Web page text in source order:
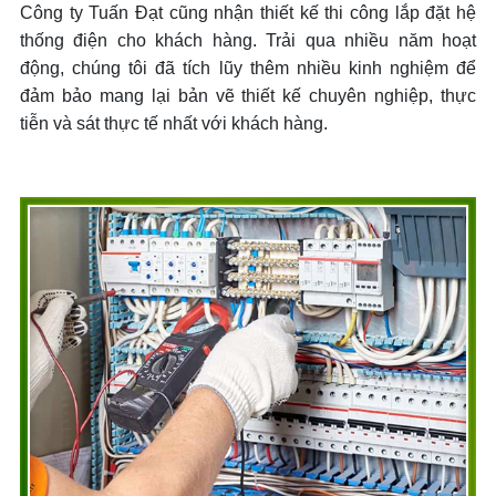
Công ty Tuấn Đạt cũng nhận thiết kế thi công lắp đặt hệ
thống điện cho khách hàng. Trải qua nhiều năm hoạt
động, chúng tôi đã tích lũy thêm nhiều kinh nghiệm để
đảm bảo mang lại bản vẽ thiết kế chuyên nghiệp, thực
tiễn và sát thực tế nhất với khách hàng.